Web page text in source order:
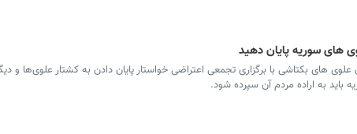
های سوریه پایان دهید
های بکتاشی با برگزاری تجمعی اعتراضی خواستار پایان دادن به کشتار علوی‌ها و
باید به اراده مردم آن سپرده شود.